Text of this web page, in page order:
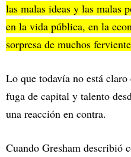
las malas ideas y las malas
en la vida pública, en la
sorpresa de muchos
Lo que todavía no está
fuga de capital y talento
una reacción en contra.
Cuando Gresham describió